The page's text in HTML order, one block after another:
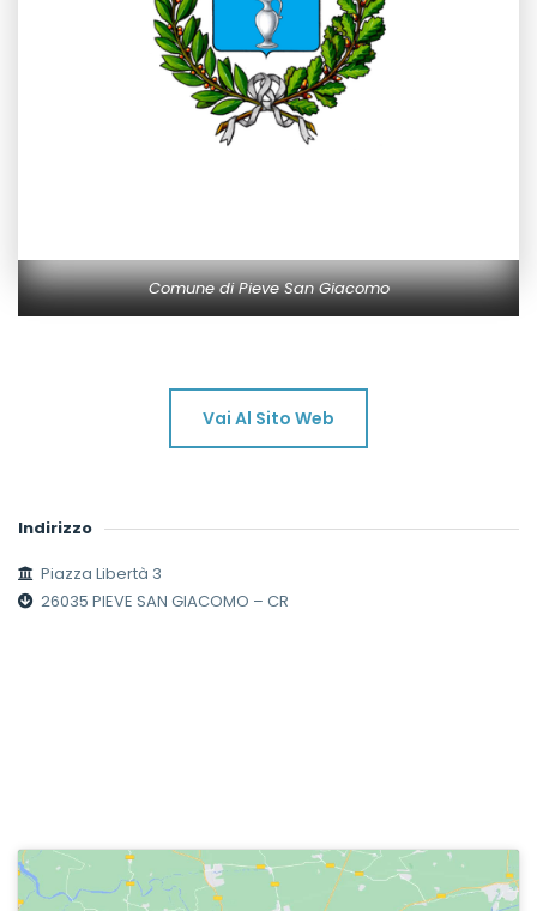
Comune di Pieve San Giacomo
Vai Al Sito Web
Indirizzo
Piazza Libertà 3
26035 PIEVE SAN GIACOMO – CR